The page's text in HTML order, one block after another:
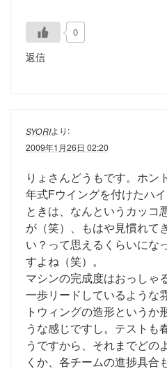
0
返信
SYORIより:
2009年1月26日 02:20
りょさんどうもです。ホン
年式Fウイングを付けたハ
ときは、なんというカッコ
が（笑）、もはや見慣れて
い？って思えるくらいにな
すよね（笑）。
マシンの完成度はおっしゃ
一歩リードしているような
トウィングの造形というか
うな感じですし。テストも
うですから、それまでどの
くか、各チームの進捗具合